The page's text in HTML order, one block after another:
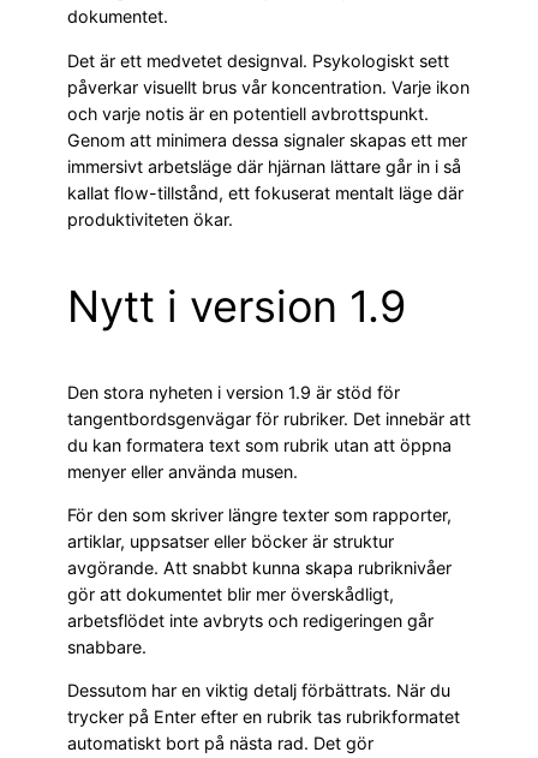
dokumentet.
Det är ett medvetet designval. Psykologiskt sett
påverkar visuellt brus vår koncentration. Varje ikon
och varje notis är en potentiell avbrottspunkt.
Genom att minimera dessa signaler skapas ett mer
immersivt arbetsläge där hjärnan lättare går in i så
kallat flow-tillstånd, ett fokuserat mentalt läge där
produktiviteten ökar.
Nytt i version 1.9
Den stora nyheten i version 1.9 är stöd för
tangentbordsgenvägar för rubriker. Det innebär att
du kan formatera text som rubrik utan att öppna
menyer eller använda musen.
För den som skriver längre texter som rapporter,
artiklar, uppsatser eller böcker är struktur
avgörande. Att snabbt kunna skapa rubriknivåer
gör att dokumentet blir mer överskådligt,
arbetsflödet inte avbryts och redigeringen går
snabbare.
Dessutom har en viktig detalj förbättrats. När du
trycker på Enter efter en rubrik tas rubrikformatet
automatiskt bort på nästa rad. Det gör